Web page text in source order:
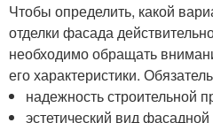
Чтобы определить, какой
отделки фасада
необходимо обращать
его характеристики.
надежность строительной
эстетический вид фасадной